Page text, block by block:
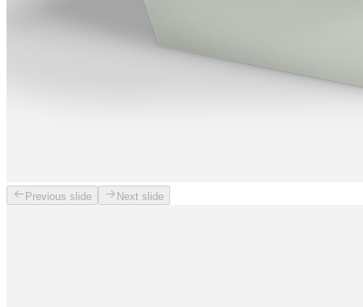
Previous slide Next slide